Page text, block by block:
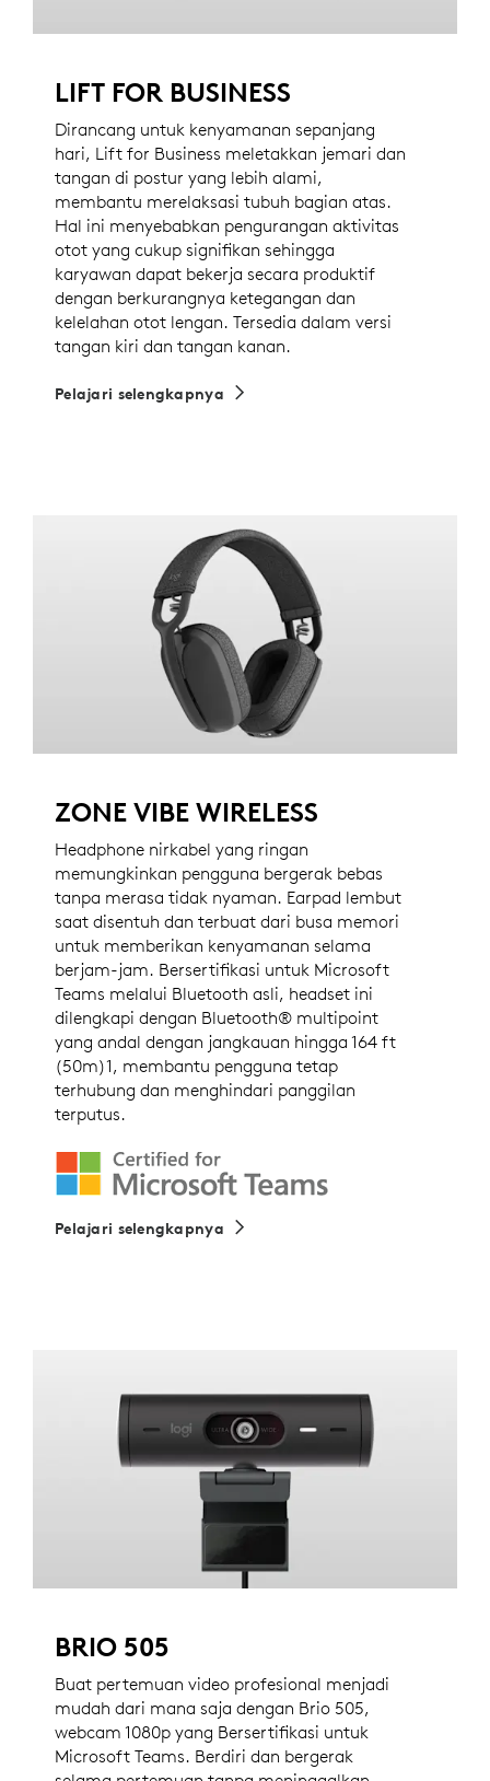
LIFT FOR BUSINESS
Dirancang untuk kenyamanan sepanjang
hari, Lift for Business meletakkan jemari dan
tangan di postur yang lebih alami,
membantu merelaksasi tubuh bagian atas.
Hal ini menyebabkan pengurangan aktivitas
otot yang cukup signifikan sehingga
karyawan dapat bekerja secara produktif
dengan berkurangnya ketegangan dan
kelelahan otot lengan. Tersedia dalam versi
tangan kiri dan tangan kanan.
Pelajari selengkapnya
ZONE VIBE WIRELESS
Headphone nirkabel yang ringan
memungkinkan pengguna bergerak bebas
tanpa merasa tidak nyaman. Earpad lembut
saat disentuh dan terbuat dari busa memori
untuk memberikan kenyamanan selama
berjam-jam. Bersertifikasi untuk Microsoft
Teams melalui Bluetooth asli, headset ini
dilengkapi dengan Bluetooth® multipoint
yang andal dengan jangkauan hingga 164 ft
(50m)1, membantu pengguna tetap
terhubung dan menghindari panggilan
terputus.
Pelajari selengkapnya
BRIO 505
Buat pertemuan video profesional menjadi
mudah dari mana saja dengan Brio 505,
webcam 1080p yang Bersertifikasi untuk
Microsoft Teams. Berdiri dan bergerak